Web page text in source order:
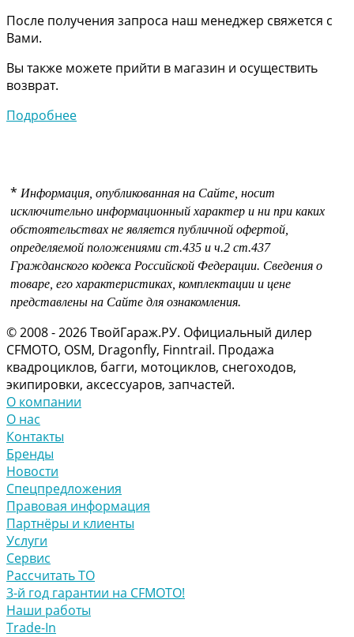
После получения запроса наш менеджер свяжется с
Вами.
Вы также можете прийти в магазин и осуществить
возврат.
Подробнее
* Информация, опубликованная на Сайте, носит
исключительно информационный характер и ни при каких
обстоятельствах не является публичной офертой,
определяемой положениями ст.435 и ч.2 ст.437
Гражданского кодекса Российской Федерации. Сведения о
товаре, его характеристиках, комплектации и цене
представлены на Сайте для ознакомления.
© 2008 - 2026 ТвойГараж.РУ. Официальный дилер
CFMOTO, OSM, Dragonfly, Finntrail. Продажа
квадроциклов, багги, мотоциклов, снегоходов,
экипировки, аксессуаров, запчастей.
О компании
О нас
Контакты
Бренды
Новости
Спецпредложения
Правовая информация
Партнёры и клиенты
Услуги
Сервис
Рассчитать ТО
3-й год гарантии на CFMOTO!
Наши работы
Trade-In